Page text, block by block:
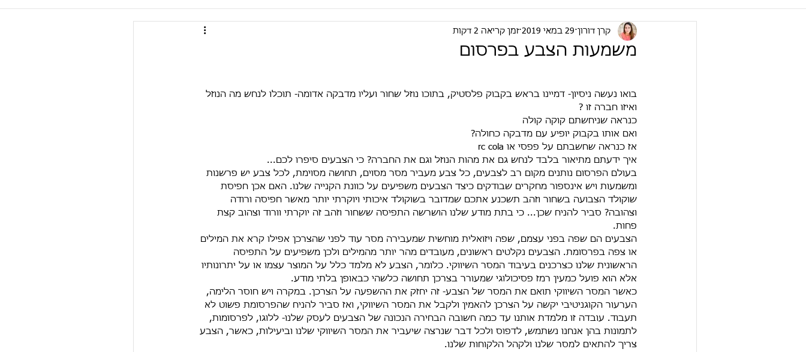
משמעות הצבע בפרסום
קרן דורון 29 במאי 2019 זמן קריאה 2 דקות
בואו נעשה ניסיון- דמיינו בראש בקבוק פלסטיק, בתוכו נוזל שחור ועליו מדבקה אדומה- תוכלו לנחש מה הנוזל
ואיזו חברה זו ?
כנראה שניחשתם קוקה קולה
ואם אותו בקבוק יופיע עם מדבקה כחולה?
אז כנראה שחשבתם על פפסי או rc cola
איך ידעתם מתיאור בלבד לנחש גם את מהות הנוזל וגם את החברה? כי הצבעים סיפרו לכם...
בעולם הפרסום נותנים מקום רב לצבעים, כל צבע מעביר מסר מסוים, תחושה מסוימת, לכל צבע יש פרשנות
ומשמעות ויש אינספור מחקרים שבודקים כיצד הצבעים משפיעים על כוונת הקנייה שלנו. האם אכן חפיסת
שוקולד הצבועה בשחור וזהב תשכנע אתכם שמדובר בשוקולד איכותי ויוקרתי יותר מאשר חפיסה ורודה
וצהובה? סביר להניח שכן... כי בתת מודע שלנו הושרשה התפיסה ששחור וזהב זה יוקרתי וורוד וצהוב קצת
פחות.
הצבעים הם שפה בפני עצמם, שפה ויזואלית מוחשית שמעבירה מסר עוד לפני שהצרכן אפילו קרא את המילים
או צפה בפרסומת. הצבעים נקלטים ראשונים, מעובדים מהר יותר מהמילים ולכן משפיעים על התפיסה
הראשונית שלנו כצרכנים בעיבוד המסר השיווקי. כלומר, הצבע לא מלמד כלל על המוצר עצמו או על יתרונותיו
אלא הוא פועל כמעין רמז פסיכולוגי שמעורר בצרכן תחושה כלשהי כבאופן בלתי מודע.
כאשר המסר השיווקי תואם את המסר של הצבע- זה יחזק את ההשפעה על הצרכן. במקרה ויש חוסר הלימה,
הערעור הקוגניטיבי יקשה על הצרכן להאמין ולקבל את המסר השיווקי, ואז סביר להניח שהפרסומת פשוט לא
תעבוד. עובדה זו מלמדת אותנו עד כמה חשובה הבחירה הנכונה של הצבעים לעסק שלנו- ללוגו, לפרסומות,
לתמונות בהן אנחנו נשתמש, לדפוס ולכל דבר שנרצה שיעביר את המסר השיווקי שלנו וביעילות, כאשר, הצבע
צריך להתאים למסר שלנו ולקהל הלקוחות שלנו.